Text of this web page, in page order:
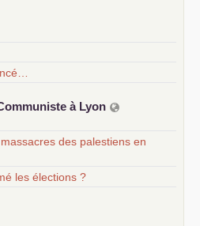
à Lyon
des palestiens en
les élections ?